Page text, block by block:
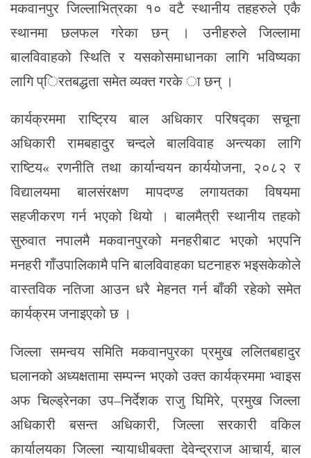
मकवानपुर जिल्लाभित्रका १० वटै स्थानीय तहहरुले एकै
स्थानमा छलफल गरेका छन् । उनीहरुले जिल्लामा
बालविवाहको स्थिति र यसकोसमाधानका लागि भविष्यका
लागि प्िरतबद्धता समेत व्यक्त गरके ा छन् ।
कार्यक्रममा राष्ट्रिय बाल अधिकार परिषद्का सचूना
अधिकारी रामबहादुर चन्दले बालविवाह अन्त्यका लागि
राष्टिय« रणनीति तथा कार्यान्वयन कार्ययोजना, २०८२ र
विद्यालयमा बालसंरक्षण मापदण्ड लगायतका विषयमा
सहजीकरण गर्न भएको थियो । बालमैत्री स्थानीय तहको
सुरुवात नपालमै मकवानपुरको मनहरीबाट भएको भएपनि
मनहरी गाँउपालिकामै पनि बालविवाहका घटनाहरु भइसकेकोले
वास्तविक नतिजा आउन धरै मेहनत गर्न बाँकी रहेको समेत
कार्यक्रम जनाइएको छ ।
जिल्ला समन्वय समिति मकवानपुरका प्रमुख ललितबहादुर
घलानको अध्यक्षतामा सम्पन्न भएको उक्त कार्यक्रममा भ्वाइस
अफ चिल्ड्रेनका उप–निर्देशक राजु घिमिरे, प्रमुख जिल्ला
अधिकारी बसन्त अधिकारी, जिल्ला सरकारी वकिल
कार्यालयका जिल्ला न्यायाधीबक्ता देवेन्द्रराज आचार्य, बाल